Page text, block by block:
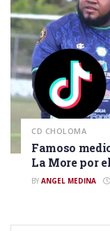
CD CHOLOMA
Famoso
La More por
BY ANGEL MEDINA